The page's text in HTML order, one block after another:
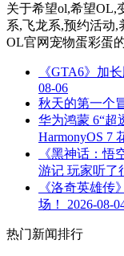
关于希望ol,希望OL,
系,飞龙系,预约活动
OL官网宠物蛋彩蛋
《GTA6》加
08-06
秋天的第一个
华为鸿蒙 6“超
HarmonyOS 7
《黑神话：悟
游记 玩家听了
《洛奇英雄传
场！
2026-08-
热门新闻排行